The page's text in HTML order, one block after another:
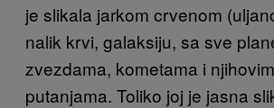
je slikala jarkom crvenom
nalik krvi, galaksiju, sa sve
zvezdama, kometama i
putanjama. Toliko joj je jasna